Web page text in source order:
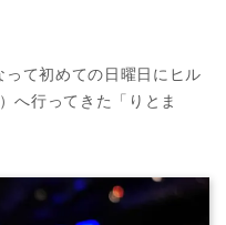
って初めての日曜日にヒル
へ行ってきた「りとま